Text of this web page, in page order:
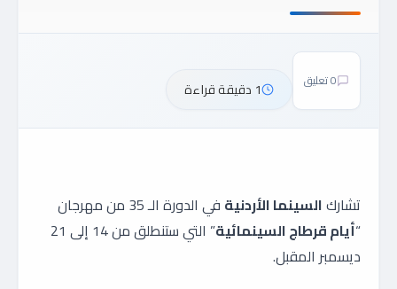
0 تعليق 1 دقيقة قراءة
تشاركالسينما الأردنية
في الدورة الـ 35 من مهرجان
“أيام قرطاج السينمائية
” التي ستنطلق من 14 إلى 21
ديسمبر المقبل.